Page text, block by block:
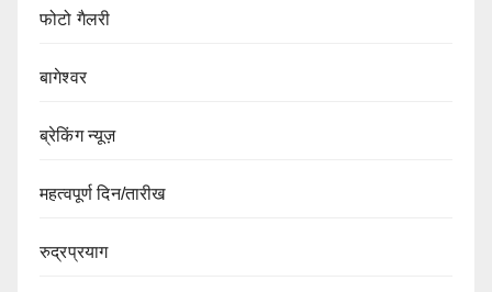
फोटो गैलरी
बागेश्वर
ब्रेकिंग न्यूज़
महत्वपूर्ण दिन/तारीख
रुद्रप्रयाग